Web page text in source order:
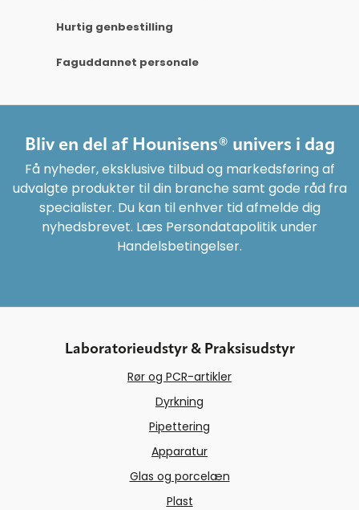
Hurtig genbestilling
Faguddannet personale
Bliv en del af Hounisens® univers i dag
Få nyheder, eksklusive tilbud og markedsføring af
udvalgte produkter til din branche samt gode råd fra
specialister. Du kan til enhver tid afmelde dig
nyhedsbrevet. Læs Persondatapolitik under
Handelsbetingelser.
Laboratorieudstyr & Praksisudstyr
Rør og PCR-artikler
Dyrkning
Pipettering
Apparatur
Glas og porcelæn
Plast